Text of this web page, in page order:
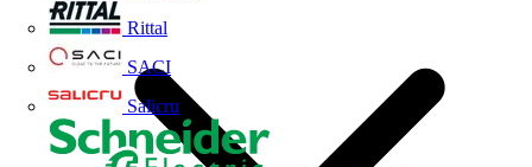
Rittal
SACI
Salicru